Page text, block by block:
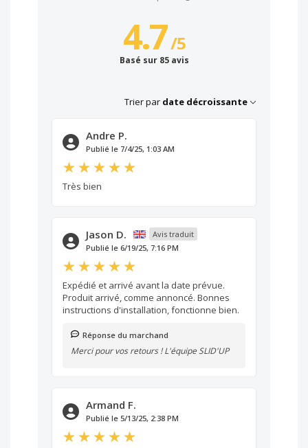
4.7/5
Basé sur 85 avis
Trier par date décroissante
Andre P.
Publié le 7/4/25, 1:03 AM
Très bien
Jason D.
Avis traduit
Publié le 6/19/25, 7:16 PM
Expédié et arrivé avant la date prévue.
Produit arrivé, comme annoncé. Bonnes
instructions d'installation, fonctionne bien.
Réponse du marchand
Merci pour vos retours ! L'équipe SLID'UP
Armand F.
Publié le 5/13/25, 2:38 PM